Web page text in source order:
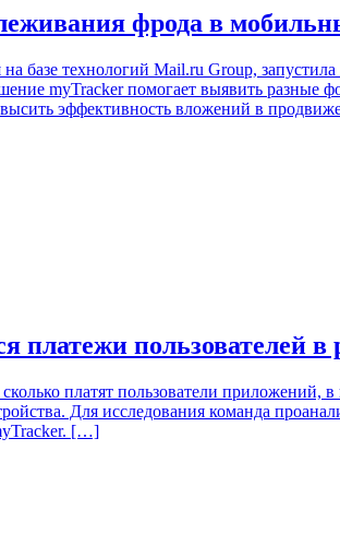
фрода в
базе технологий Mail.ru Group,
myTracker помогает выявить разные
эффективность вложений в
платежи пользователей
платят пользователи
Для исследования команда
[…]